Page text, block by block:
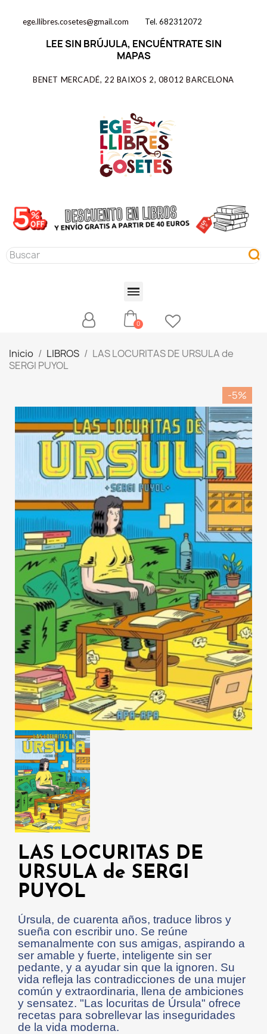
ege.llibres.cosetes@gmail.com Tel. 682312072
LEE SIN BRÚJULA, ENCUÉNTRATE SIN
MAPAS
BENET MERCADÉ, 22 BAIXOS 2, 08012 BARCELONA
Inicio LIBROS
LAS LOCURITAS DE URSULA de
SERGI PUYOL
-5%
LAS LOCURITAS DE
URSULA de SERGI
PUYOL
Úrsula, de cuarenta años, traduce libros y
sueña con escribir uno. Se reúne
semanalmente con sus amigas, aspirando a
ser amable y fuerte, inteligente sin ser
pedante, y a ayudar sin que la ignoren. Su
vida refleja las contradicciones de una mujer
común y extraordinaria, llena de ambiciones
y sensatez. "Las locuritas de Úrsula" ofrece
recetas para sobrellevar las inseguridades
de la vida moderna.